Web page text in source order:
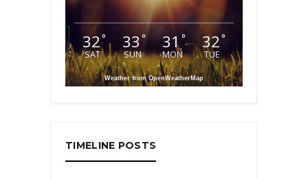
32°
SAT
33°
SUN
31 °
MON
32°
TUE
Weather from OpenWeatherMap
TIMELINE POSTS